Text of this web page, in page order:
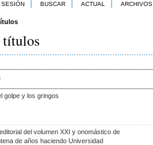
SESIÓN BUSCAR ACTUAL ARCHIVOS
títulos
golpe y los gringos
del volumen XXI y onomástico de
de años haciendo Universidad